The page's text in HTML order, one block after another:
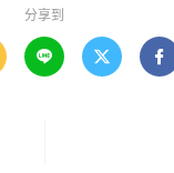
分享到
  